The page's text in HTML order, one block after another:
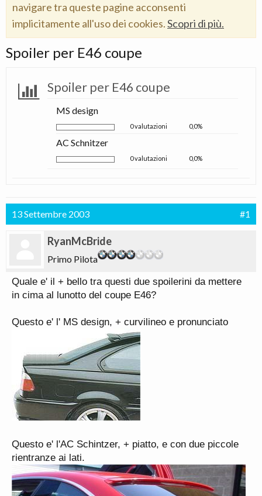
navigare tra queste pagine acconsenti
implicitamente all'uso dei cookies.Scopri di più.
Spoiler per E46 coupe
Spoiler per E46 coupe
MS design
0 valutazioni 0,0%
AC Schnitzer
0 valutazioni 0,0%
13 Settembre 2003 #1
RyanMcBride
Primo Pilota
Quale e' il + bello tra questi due spoilerini da mettere
in cima al lunotto del coupe E46?
Questo e' l' MS design, + curvilineo e pronunciato
Questo e' l'AC Schintzer, + piatto, e con due piccole
rientranze ai lati.